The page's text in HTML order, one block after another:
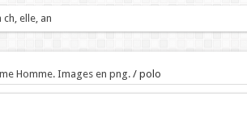
elle, an
Homme. Images en png./ polo